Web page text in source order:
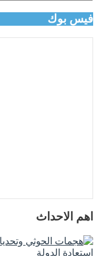
فيس بوك
اهم الاحداث